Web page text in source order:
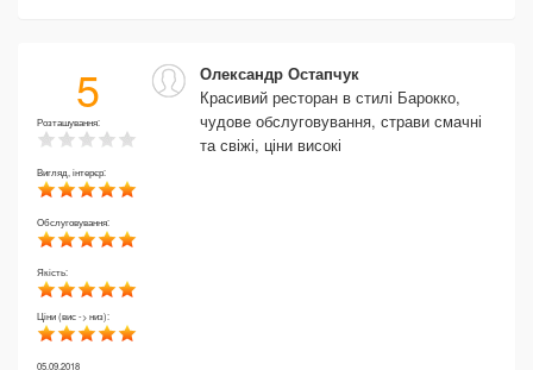
5
Розташування:
Вигляд, інтерєр:
Обслуговування:
Якість:
Ціни (вис -> низ):
Олександр Остапчук
Красивий ресторан в стилі Барокко,
чудове обслуговування, страви смачні
та свіжі, ціни високі
05.09.2018